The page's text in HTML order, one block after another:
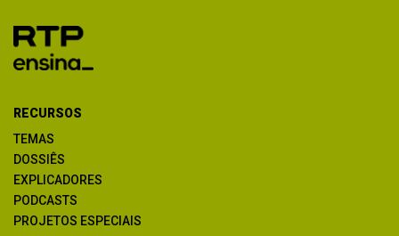
RECURSOS
TEMAS
DOSSIÊS
EXPLICADORES
PODCASTS
PROJETOS ESPECIAIS